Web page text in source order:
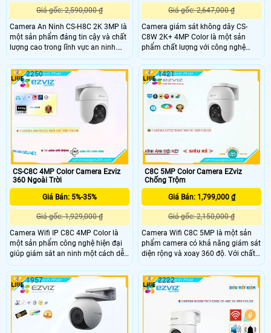
Giá gốc: 2,590,000 ₫
Camera An Ninh CS-H8C 2K 3MP là
một sản phẩm đáng tin cậy và chất
lượng cao trong lĩnh vực an ninh.
Với độ phân giải 2K 3MP, camera
này cho phép quan sát rõ nét hình
ảnh và ghi lại video chất lượng cao.
Thiết kế nhỏ gọn và dễ dàng lắp đặt.
Có khả năng xoay 360 độ và hồng
ngoại giúp quan sát trong điều kiện
Giá gốc: 2,647,000 ₫
Camera giám sát không dây CS-
C8W 2K+ 4MP Color là một sản
phẩm chất lượng với công nghệ
hình ảnh sắc nét 4.0 MP, cho phép
xem ban đêm nhờ vào công nghệ
hồng ngoại với khoảng cách 30m.
Đặc biệt, camera này dùng cho dự
án dân dụng IP Wifi, nên việc cài đặt
và sử dụng rất tiện lợi
CS-C8C 4MP Color Camera Ezviz
360 Ngoài Trời
Giá Bán: 5%-35%
Giá gốc: 1,929,000 ₫
Camera Wifi IP C8C 4MP Color là
một sản phẩm công nghệ hiện đại
giúp giám sát an ninh một cách dễ
dàng và nhanh chóng. Độ phân giải
4MP cho hình ảnh cực kỳ rõ nét và
sắc nét. Bạn có thể kết nối camera
với mạng wifi trong nhà để xem
hình ảnh trực tiếp trên điện thoại di
động hoặc máy tính từ xa
2250
C8C 5MP Color Camera EZviz
Chống Trộm
Giá Bán: 1,799,000 ₫
Giá gốc: 2,150,000 ₫
Camera Wifi C8C 5MP là một sản
phẩm camera có khả năng giám sát
diện rộng và xoay 360 độ. Với chất
lượng hình ảnh 5.0 MP và độ phân
giải Ultra 4k lite, camera này tiết
kiệm băng thông và chi phí trong
quá trình sử dụng
1421
1957 2222